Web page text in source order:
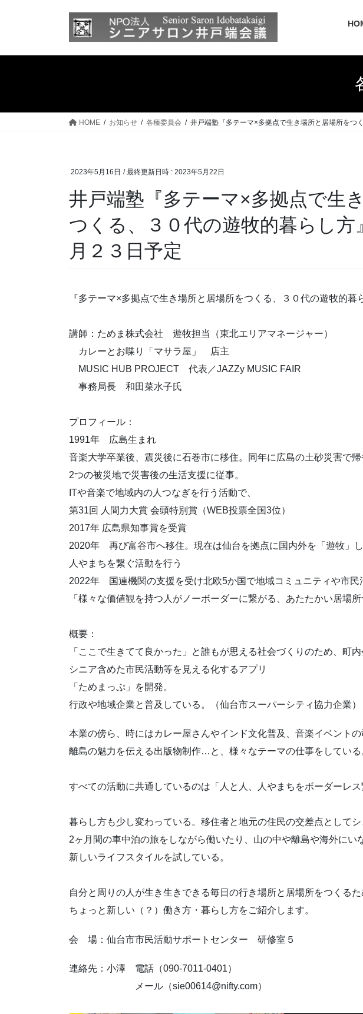
HOME お知らせ 各種委員会 井戸端塾『多テーマ×多拠点で生き場所と居場所をつ
2023年5月16日 / 最終更新日時 : 2023年5月22日
井戸端塾『多テーマ×多拠点で生
つくる、３０代の遊牧的暮らし方
月２３日予定
『多テーマ×多拠点で生き場所と居場所をつくる、３０代の遊牧的暮
講師：ためま株式会社 遊牧担当（東北エリアマネージャー）
カレーとお喋り「マサラ屋」 店主
MUSIC HUB PROJECT 代表／JAZZy MUSIC FAIR
事務局長 和田菜水子氏
プロフィール：
1991年 広島生まれ
音楽大学卒業後、震災後に石巻市に移住。同年に広島の土砂災害で帰
2つの被災地で災害後の生活支援に従事。
ITや音楽で地域内の人つなぎを行う活動で、
第31回 人間力大賞 会頭特別賞（WEB投票全国3位）
2017年 広島県知事賞を受賞
2020年 再び富谷市へ移住。現在は仙台を拠点に国内外を「遊牧」し
人やまちを繋ぐ活動を行う
2022年 国連機関の支援を受け北欧5か国で地域コミュニティや市民
「様々な価値観を持つ人がノーボーダーに繋がる、あたたかい居場所
概要：
「ここで生きてて良かった」と誰もが思える社会づくりのため、町
シニア含めた市民活動等を見える化するアプリ
「ためまっぷ」を開発。
行政や地域企業と普及している。（仙台市スーパーシティ協力企業）
本業の傍ら、時にはカレー屋さんやインド文化普及、音楽イベントの
離島の魅力を伝える出版物制作…と、様々なテーマの仕事をしている
すべての活動に共通しているのは「人と人、人やまちをボーダーレス
暮らし方も少し変わっている。移住者と地元の住民の交差点としてシ
2ヶ月間の車中泊の旅をしながら働いたり、山の中や離島や海外にい
新しいライフスタイルを試している。
自分と周りの人が生き生きできる毎日の行き場所と居場所をつくるた
ちょっと新しい（？）働き方・暮らし方をご紹介します。
会 場：仙台市市民活動サポートセンター 研修室５
連絡先：小澤 電話（090-7011-0401）
メール（sie00614@nifty.com）